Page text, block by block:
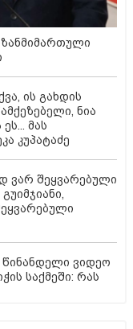
ის გახდის
ნია
მას
კუპატაძე
ვარ შეყვარებული
წინანდელი ვიდეო
საქმეში: რას